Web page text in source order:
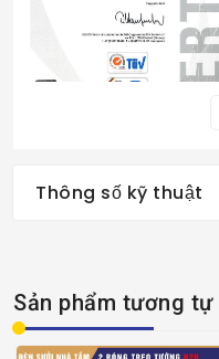
Thông số kỹ thuật
Sản phẩm tương tự